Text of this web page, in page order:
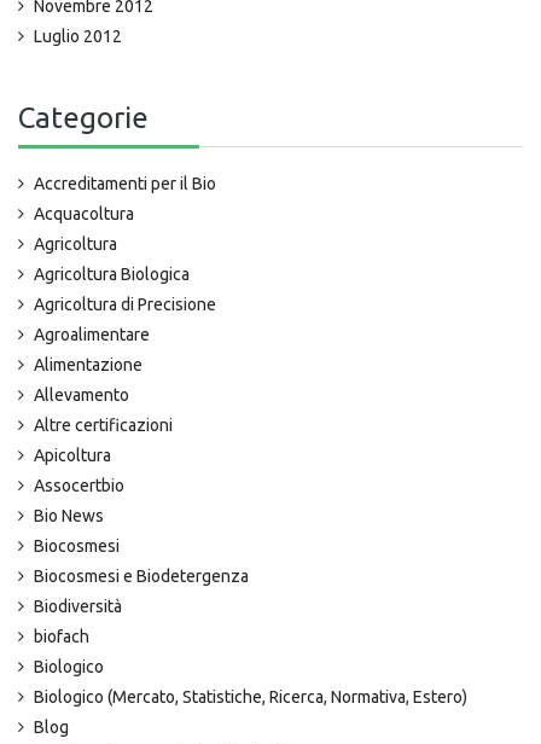
Novembre 2012
Luglio 2012
Categorie
Accreditamenti per il Bio
Acquacoltura
Agricoltura
Agricoltura Biologica
Agricoltura di Precisione
Agroalimentare
Alimentazione
Allevamento
Altre certificazioni
Apicoltura
Assocertbio
Bio News
Biocosmesi
Biocosmesi e Biodetergenza
Biodiversità
biofach
Biologico
Biologico (Mercato, Statistiche, Ricerca, Normativa, Estero)
Blog